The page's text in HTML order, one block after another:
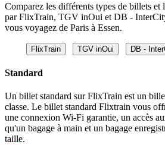
Comparez les différents types de billets et
par FlixTrain, TGV inOui et DB -
vous voyagez de Paris à Essen.
FlixTrain TGV inOui DB -
Standard
Un billet standard sur FlixTrain est un
classe. Le billet standard Flixtrain vous
une connexion Wi-Fi garantie, un accès
qu'un bagage à main et un bagage
taille.